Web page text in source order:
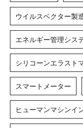
ウイルスベクター製
エネルギー管理シス
シリコーンエラスト
スマートメーター
ヒューマンマシンイ